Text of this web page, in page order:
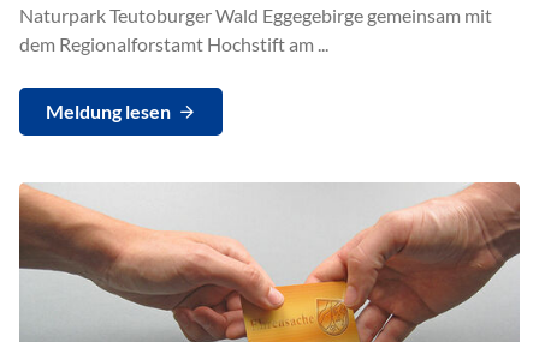
Naturpark Teutoburger Wald Eggegebirge gemeinsam mit
dem Regionalforstamt Hochstift am ...
Meldung lesen